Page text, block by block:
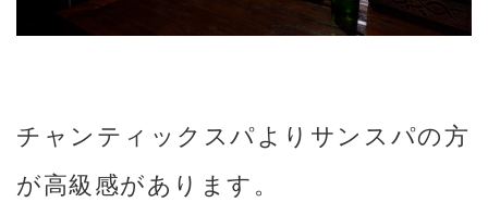
チャンティックスパよりサンスパの方
が高級感があります。